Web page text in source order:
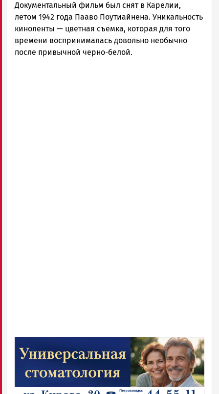
и
Карелии
|
Петрозаводск
ГОВОРИТ
Документальный фильм был снят в Карелии,
летом 1942 года Пааво Поутиайнена. Уникальность
киноленты — цветная съемка, которая для того
времени воспринималась довольно необычно
после привычной черно-белой.